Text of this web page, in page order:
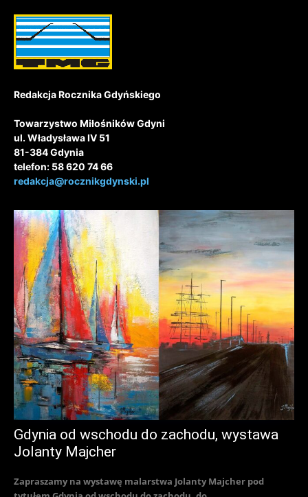
Redakcja Rocznika Gdyńskiego
Towarzystwo Miłośników Gdyni
ul. Władysława IV 51
81-384 Gdynia
telefon: 58 620 74 66
redakcja@rocznikgdynski.pl
Gdynia od wschodu do zachodu, wystawa
Jolanty Majcher
Zapraszamy na wystawę malarstwa Jolanty Majcher pod